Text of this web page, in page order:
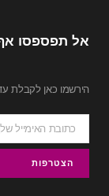
אל תפספסו
הירשמו כאן לקבלת